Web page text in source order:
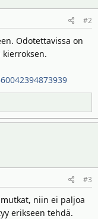
#2
Odotettavissa on
kierroksen.
#3
niin ei paljoa
erikseen tehdä.